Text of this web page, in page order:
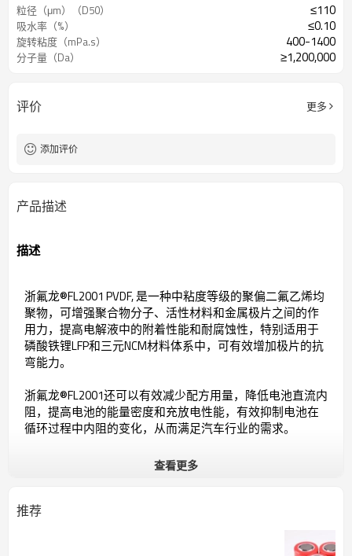
粒径（μm）（D50） ≤110
吸水率（%） ≤0.10
旋转粘度（mPa.s） 400-1400
分子量（Da） ≥1,200,000
评价 更多
添加评价
产品描述
描述
浙氟龙®FL2001 PVDF, 是一种中粘度等级的聚偏二氟乙烯均
聚物，可增强聚合物分子、活性材料和金属极片之间的作
用力，提高电解液中的附着性能和耐腐蚀性，特别适用于
磷酸铁锂LFP和三元NCM材料体系中，可有效增加极片的抗
弯能力。
浙氟龙®FL2001还可以有效减少配方用量，降低电池直流内
阻，提高电池的能量密度和充放电性能，有效抑制电池在
循环过程中内阻的变化，从而满足汽车行业的需求。
注：如需获取技术规格书，请联系我们！
查看更多
推荐